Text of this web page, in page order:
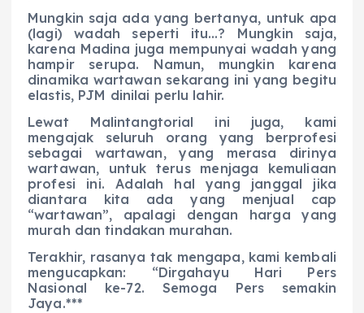
Mungkin saja ada yang bertanya, untuk apa
(lagi) wadah seperti itu…? Mungkin saja,
karena Madina juga mempunyai wadah yang
hampir serupa. Namun, mungkin karena
dinamika wartawan sekarang ini yang begitu
elastis, PJM dinilai perlu lahir.
Lewat Malintangtorial ini juga, kami
mengajak seluruh orang yang berprofesi
sebagai wartawan, yang merasa dirinya
wartawan, untuk terus menjaga kemuliaan
profesi ini. Adalah hal yang janggal jika
diantara kita ada yang menjual cap
“wartawan”, apalagi dengan harga yang
murah dan tindakan murahan.
Terakhir, rasanya tak mengapa, kami kembali
mengucapkan: “Dirgahayu Hari Pers
Nasional ke-72. Semoga Pers semakin
Jaya.***